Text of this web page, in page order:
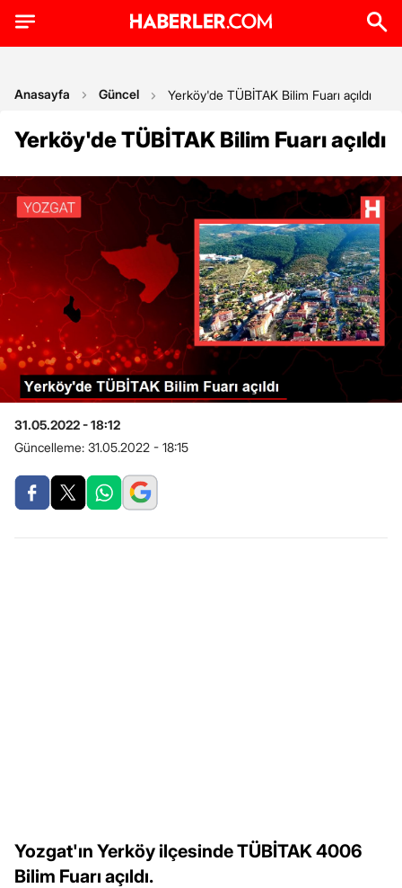
Anasayfa Güncel Yerköy'de TÜBİTAK Bilim Fuarı açıldı
Yerköy'de TÜBİTAK Bilim Fuarı açıldı
31.05.2022 - 18:12
Güncelleme: 31.05.2022 - 18:15
Yozgat'ın Yerköy ilçesinde TÜBİTAK 4006
Bilim Fuarı açıldı.